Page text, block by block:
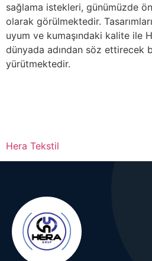
sağlama istekleri, günümüzde
olarak görülmektedir.
uyum ve kumaşındaki kalite ile
dünyada adından söz ettirecek
yürütmektedir.
Hera Tekstil